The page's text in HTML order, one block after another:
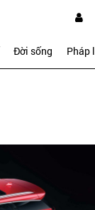
Đời sống Pháp